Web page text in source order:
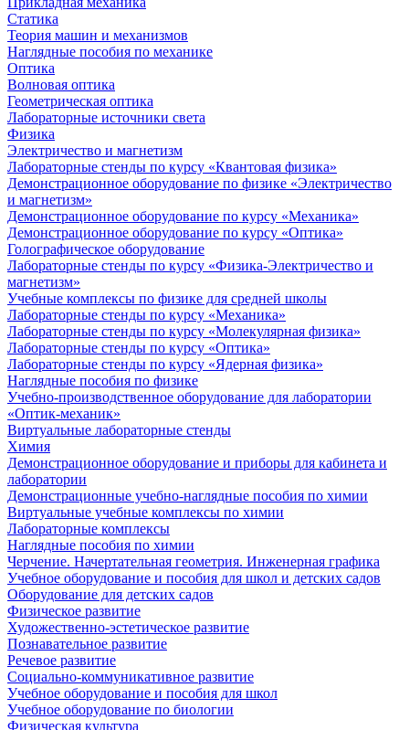
Статика
Теория машин и механизмов
Наглядные пособия по механике
Оптика
Волновая оптика
Геометрическая оптика
Лабораторные источники света
Физика
Электричество и магнетизм
Лабораторные стенды по курсу «Квантовая физика»
Демонстрационное оборудование по физике «Электричество
и магнетизм»
Демонстрационное оборудование по курсу «Механика»
Демонстрационное оборудование по курсу «Оптика»
Голографическое оборудование
Лабораторные стенды по курсу «Физика-Электричество и
магнетизм»
Учебные комплексы по физике для средней школы
Лабораторные стенды по курсу «Механика»
Лабораторные стенды по курсу «Молекулярная физика»
Лабораторные стенды по курсу «Оптика»
Лабораторные стенды по курсу «Ядерная физика»
Наглядные пособия по физике
Учебно-производственное оборудование для лаборатории
«Оптик-механик»
Виртуальные лабораторные стенды
Химия
Демонстрационное оборудование и приборы для кабинета и
лаборатории
Демонстрационные учебно-наглядные пособия по химии
Виртуальные учебные комплексы по химии
Лабораторные комплексы
Наглядные пособия по химии
Черчение. Начертательная геометрия. Инженерная графика
Учебное оборудование и пособия для школ и детских садов
Оборудование для детских садов
Физическое развитие
Художественно-эстетическое развитие
Познавательное развитие
Речевое развитие
Социально-коммуникативное развитие
Учебное оборудование и пособия для школ
Учебное оборудование по биологии
Физическая культура